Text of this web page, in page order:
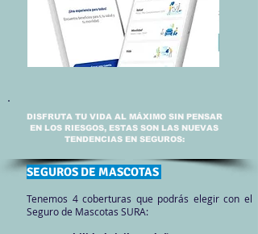
DISFRUTA TU VIDA AL MÁXIMO SIN PENSAR
EN LOS RIESGOS, ESTAS SON LAS NUEVAS
TENDENCIAS EN SEGUROS:
SEGUROS DE MASCOTAS
Tenemos 4 coberturas que podrás elegir con el
Seguro de Mascotas SURA: